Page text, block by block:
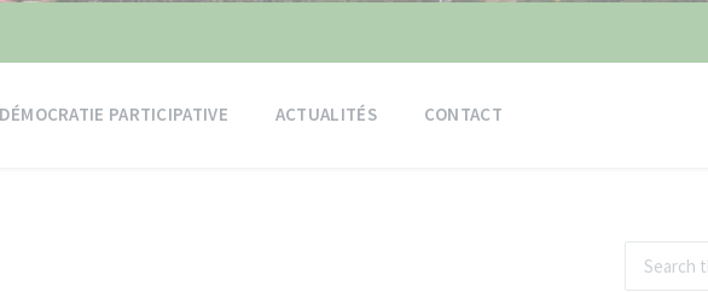
DÉMOCRATIE PARTICIPATIVE ACTUALITÉS CONTACT